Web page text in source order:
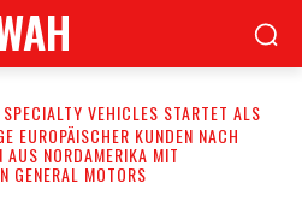
VEHICLES STARTET ALS
EUROPÄISCHER KUNDEN NACH
AUS NORDAMERIKA MIT
GENERAL MOTORS